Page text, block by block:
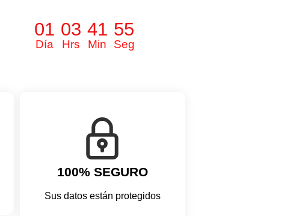
01
Día
03
Hrs
41
Min
54
Seg
100% SEGURO
Sus datos están protegidos